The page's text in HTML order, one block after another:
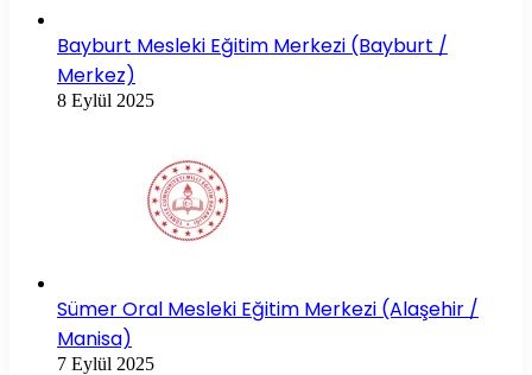
Bayburt Mesleki Eğitim Merkezi (Bayburt /
Merkez)
8 Eylül 2025
Sümer Oral Mesleki Eğitim Merkezi (Alaşehir /
Manisa)
7 Eylül 2025